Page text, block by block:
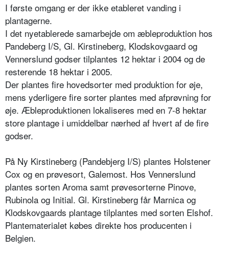
I første omgang er der ikke etableret vanding i
plantagerne.
I det nyetablerede samarbejde om æbleproduktion hos
Pandeberg I/S, Gl. Kirstineberg, Klodskovgaard og
Vennerslund godser tilplantes 12 hektar i 2004 og de
resterende 18 hektar i 2005.
Der plantes fire hovedsorter med produktion for øje,
mens yderligere fire sorter plantes med afprøvning for
øje. Æbleproduktionen lokaliseres med en 7-8 hektar
store plantage i umiddelbar nærhed af hvert af de fire
godser.
På Ny Kirstineberg (Pandebjerg I/S) plantes Holstener
Cox og en prøvesort, Galemost. Hos Vennerslund
plantes sorten Aroma samt prøvesorterne Pinove,
Rubinola og Initial. Gl. Kirstineberg får Marnica og
Klodskovgaards plantage tilplantes med sorten Elshof.
Plantematerialet købes direkte hos producenten i
Belgien.